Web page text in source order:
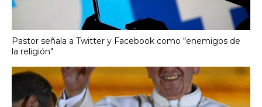
Pastor señala a Twitter y Facebook como "enemigos de
la religión"